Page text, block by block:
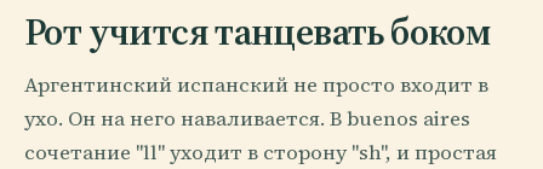
Рот учится танцевать боком
Аргентинский испанский не просто входит в
ухо. Он на него наваливается. В buenos aires
сочетание "ll" уходит в сторону "sh", и простая